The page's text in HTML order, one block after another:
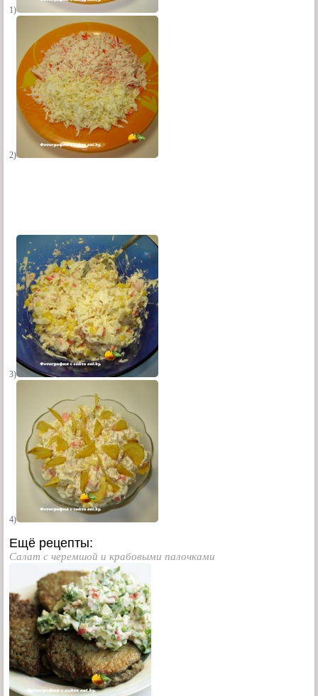
1)
2)
3)
4)
Ещё рецепты:
Салат с черемшой и крабовыми палочками